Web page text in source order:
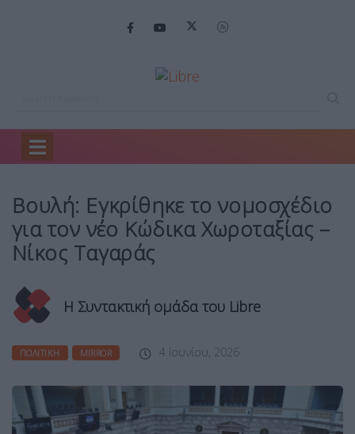
Home
Βουλή: Εγκρίθηκε το νομοσχέδιο
για τον νέο Κώδικα Χωροταξίας –
Νίκος Ταγαράς
Η Συντακτική ομάδα του Libre
ΠΟΛΙΤΙΚΉ MIRROR 4 Ιουνίου, 2026